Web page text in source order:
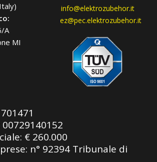
A
MI
info@elektrozubehor.it
ez@pec.elektrozubehor.it
00729140152
€ 260.000
n° 92394 Tribunale di